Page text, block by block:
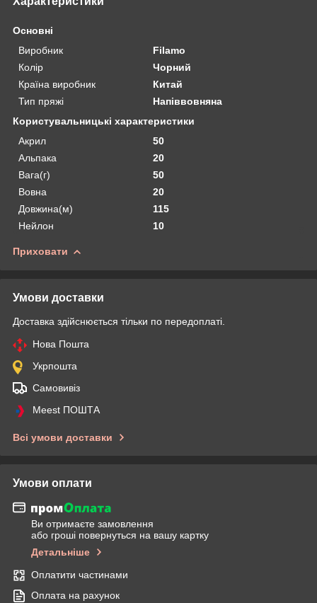
Основні
Виробник
Filamo
Колір
Чорний
Країна виробник
Китай
Тип пряжі
Напіввовняна
Користувальницькі характеристики
Акрил
50
Альпака
20
Вага(г)
50
Вовна
20
Довжина(м)
115
Нейлон
10
Приховати
Умови доставки
Доставка здійснюється тільки по передоплаті.
Нова Пошта
Укрпошта
Самовивіз
Meest ПОШТА
Всі умови доставки
Умови оплати
Ви отримаєте замовлення
або гроші повернуться на вашу картку
Детальніше
Оплатити частинами
Оплата на рахунок